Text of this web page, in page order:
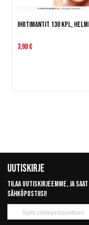
Ihotimantit 138 kpl,
3,90 €
Uutiskirje
Tilaa uutiskirjeemme, ja
sähköpostiisi!
uutiskirje